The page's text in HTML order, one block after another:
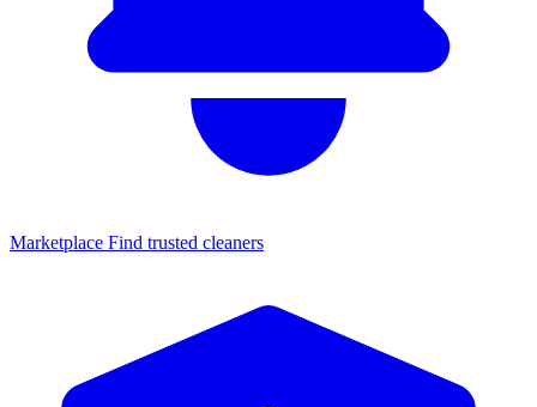
Marketplace Find trusted cleaners